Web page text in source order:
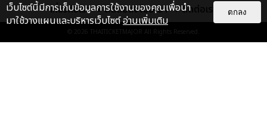
เกี่ยวกับเรา ติดต่อลงโฆษณา ติดต่อเรา
© 2026 THAITICKETMAJOR All Rights Reserved.
เว็บไซต์นี้มีการเก็บข้อมูลการใช้งานของคุณเพื่อนำ
มาใช้วางแผนและบริหารเว็บไซต์อ่านเพิ่มเติม
ตกลง